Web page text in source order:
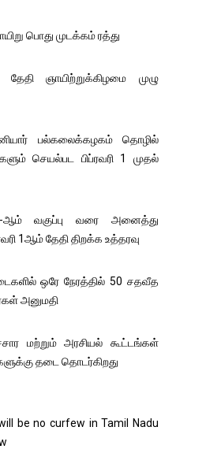
பொது முடக்கம் ரத்து
ஞாயிற்றுக்கிழமை முழு
பல்கலைக்கழகம் தொழில்
செயல்பட பிப்ரவரி 1 முதல்
வகுப்பு வரை அனைத்து
1ஆம் தேதி திறக்க உத்தரவு
ஒரே நேரத்தில் 50 சதவீத
அனுமதி
மற்றும் அரசியல் கூட்டங்கள்
தடை தொடர்கிறது
be no curfew in Tamil Nadu